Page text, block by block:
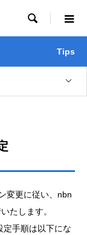

Tips
変更に従い、nbn
たします。
定手順は以下にな